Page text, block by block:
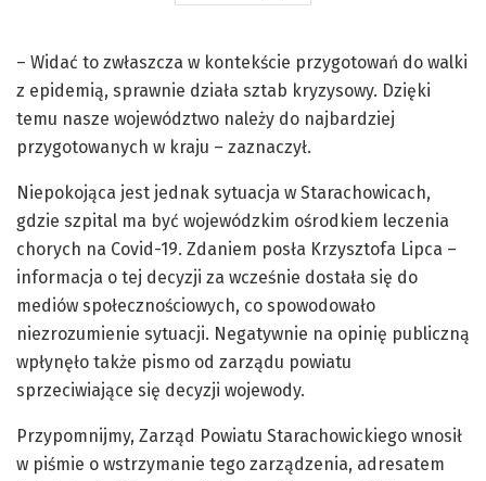
– Widać to zwłaszcza w kontekście przygotowań do walki
z epidemią, sprawnie działa sztab kryzysowy. Dzięki
temu nasze województwo należy do najbardziej
przygotowanych w kraju – zaznaczył.
Niepokojąca jest jednak sytuacja w Starachowicach,
gdzie szpital ma być wojewódzkim ośrodkiem leczenia
chorych na Covid-19. Zdaniem posła Krzysztofa Lipca –
informacja o tej decyzji za wcześnie dostała się do
mediów społecznościowych, co spowodowało
niezrozumienie sytuacji. Negatywnie na opinię publiczną
wpłynęło także pismo od zarządu powiatu
sprzeciwiające się decyzji wojewody.
Przypomnijmy, Zarząd Powiatu Starachowickiego wnosił
w piśmie o wstrzymanie tego zarządzenia, adresatem